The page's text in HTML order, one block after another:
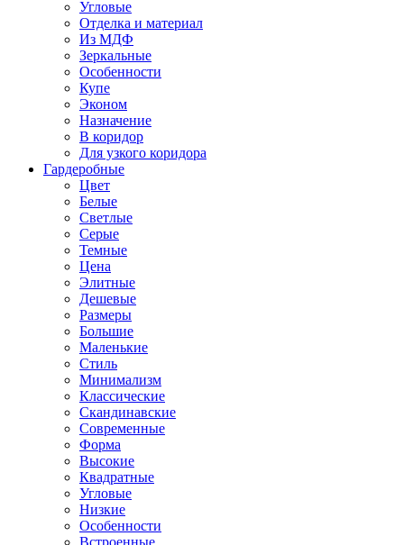
Угловые
Отделка и материал
Из МДФ
Зеркальные
Особенности
Купе
Эконом
Назначение
В коридор
Для узкого коридора
Гардеробные
Цвет
Белые
Светлые
Серые
Темные
Цена
Элитные
Дешевые
Размеры
Большие
Маленькие
Стиль
Минимализм
Классические
Скандинавские
Современные
Форма
Высокие
Квадратные
Угловые
Низкие
Особенности
Встроенные